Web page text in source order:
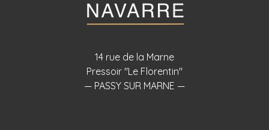
14 rue de la Marne
Pressoir "Le Florentin"
— PASSY SUR MARNE —